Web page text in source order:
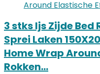
3 stks Ijs Zijde Bed
Sprei Laken
Home Wrap
Rokken…